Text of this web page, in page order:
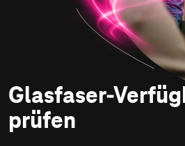
Glasfaser-
prüfen